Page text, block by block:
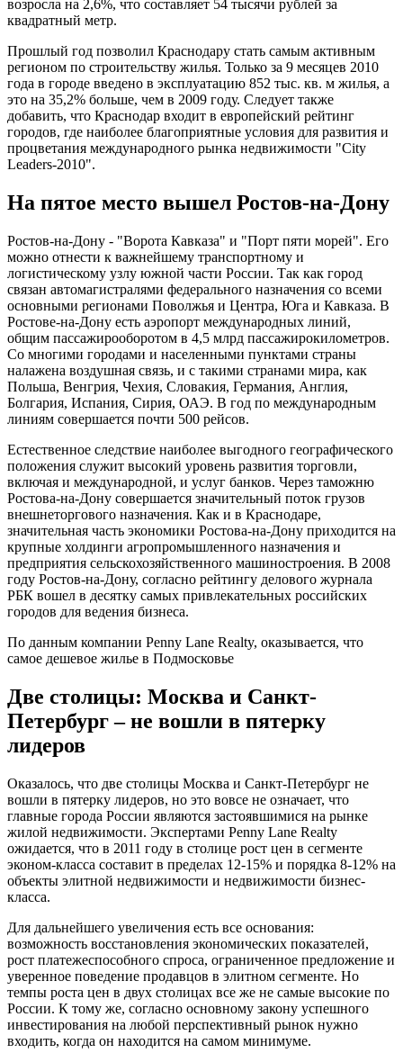
возросла на 2,6%, что составляет 54 тысячи рублей за
квадратный метр.
Прошлый год позволил Краснодару стать самым активным
регионом по строительству жилья. Только за 9 месяцев 2010
года в городе введено в эксплуатацию 852 тыс. кв. м жилья, а
это на 35,2% больше, чем в 2009 году. Следует также
добавить, что Краснодар входит в европейский рейтинг
городов, где наиболее благоприятные условия для развития и
процветания международного рынка недвижимости "City
Leaders-2010".
На пятое место вышел Ростов-на-Дону
Ростов-на-Дону - "Ворота Кавказа" и "Порт пяти морей". Его
можно отнести к важнейшему транспортному и
логистическому узлу южной части России. Так как город
связан автомагистралями федерального назначения со всеми
основными регионами Поволжья и Центра, Юга и Кавказа. В
Ростове-на-Дону есть аэропорт международных линий,
общим пассажирооборотом в 4,5 млрд пассажирокилометров.
Со многими городами и населенными пунктами страны
налажена воздушная связь, и с такими странами мира, как
Польша, Венгрия, Чехия, Словакия, Германия, Англия,
Болгария, Испания, Сирия, ОАЭ. В год по международным
линиям совершается почти 500 рейсов.
Естественное следствие наиболее выгодного географического
положения служит высокий уровень развития торговли,
включая и международной, и услуг банков. Через таможню
Ростова-на-Дону совершается значительный поток грузов
внешнеторгового назначения. Как и в Краснодаре,
значительная часть экономики Ростова-на-Дону приходится на
крупные холдинги агропромышленного назначения и
предприятия сельскохозяйственного машиностроения. В 2008
году Ростов-на-Дону, согласно рейтингу делового журнала
РБК вошел в десятку самых привлекательных российских
городов для ведения бизнеса.
По данным компании Penny Lane Realty, оказывается, что
самое дешевое жилье в Подмосковье
Две столицы: Москва и Санкт-
Петербург – не вошли в пятерку
лидеров
Оказалось, что две столицы Москва и Санкт-Петербург не
вошли в пятерку лидеров, но это вовсе не означает, что
главные города России являются застоявшимися на рынке
жилой недвижимости. Экспертами Penny Lane Realty
ожидается, что в 2011 году в столице рост цен в сегменте
эконом-класса составит в пределах 12-15% и порядка 8-12% на
объекты элитной недвижимости и недвижимости бизнес-
класса.
Для дальнейшего увеличения есть все основания:
возможность восстановления экономических показателей,
рост платежеспособного спроса, ограниченное предложение и
уверенное поведение продавцов в элитном сегменте. Но
темпы роста цен в двух столицах все же не самые высокие по
России. К тому же, согласно основному закону успешного
инвестирования на любой перспективный рынок нужно
входить, когда он находится на самом минимуме.